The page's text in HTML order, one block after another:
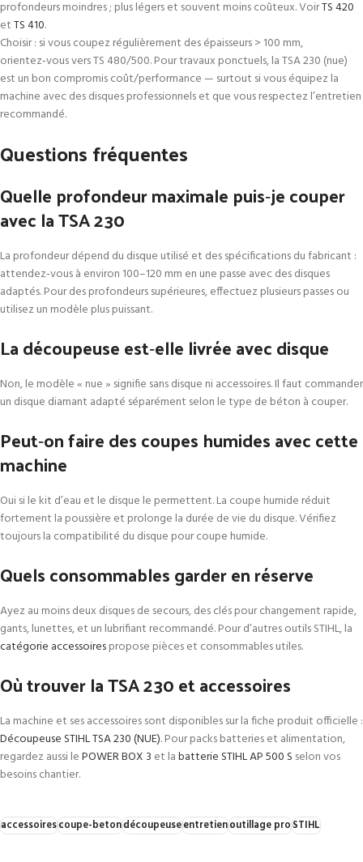
profondeurs moindres ; plus légers et souvent moins coûteux. VoirTS 420
etTS 410.
Choisir : si vous coupez régulièrement des épaisseurs > 100 mm,
orientez‑vous vers TS 480/500. Pour travaux ponctuels, la TSA 230 (nue)
est un bon compromis coût/performance — surtout si vous équipez la
machine avec des disques professionnels et que vous respectez l’entretien
recommandé.
Questions fréquentes
Quelle profondeur maximale puis‑je couper
avec la TSA 230
La profondeur dépend du disque utilisé et des spécifications du fabricant :
attendez‑vous à environ 100–120 mm en une passe avec des disques
adaptés. Pour des profondeurs supérieures, effectuez plusieurs passes ou
utilisez un modèle plus puissant.
La découpeuse est‑elle livrée avec disque
Non, le modèle « nue » signifie sans disque ni accessoires. Il faut commander
un disque diamant adapté séparément selon le type de béton à couper.
Peut‑on faire des coupes humides avec cette
machine
Oui si le kit d’eau et le disque le permettent. La coupe humide réduit
fortement la poussière et prolonge la durée de vie du disque. Vérifiez
toujours la compatibilité du disque pour coupe humide.
Quels consommables garder en réserve
Ayez au moins deux disques de secours, des clés pour changement rapide,
gants, lunettes, et un lubrifiant recommandé. Pour d’autres outils STIHL, la
catégorie accessoirespropose pièces et consommables utiles.
Où trouver la TSA 230 et accessoires
La machine et ses accessoires sont disponibles sur la fiche produit officielle :
Découpeuse STIHL TSA 230 (NUE). Pour packs batteries et alimentation,
regardez aussi lePOWER BOX 3 et labatterie STIHL AP 500 S selon vos
besoins chantier.
accessoirescoupe-betondécoupeuseentretienoutillage proSTIHL